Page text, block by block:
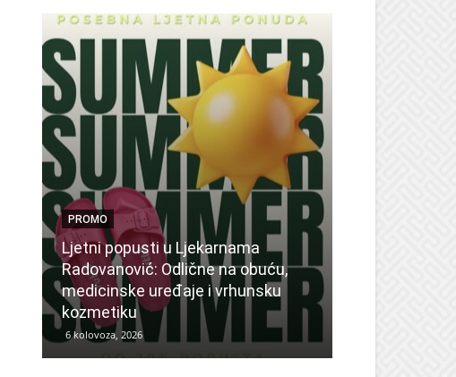
PROMO
Ljetni popusti u Ljekarnama
Radovanović: Odlične na obuću,
medicinske uređaje i vrhunsku
kozmetiku
6 kolovoza, 2026